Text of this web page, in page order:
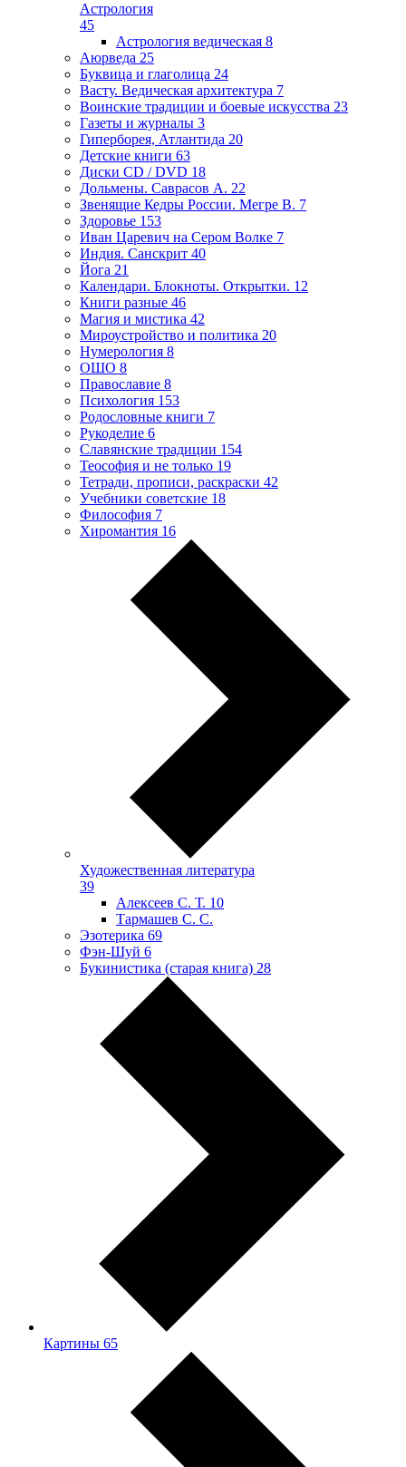
Астрология
45
Астрология ведическая 8
Аюрведа 25
Буквица и глаголица 24
Васту. Ведическая архитектура 7
Воинские традиции и боевые искусства 23
Газеты и журналы 3
Гиперборея, Атлантида 20
Детские книги 63
Диски CD / DVD 18
Дольмены. Саврасов А. 22
Звенящие Кедры России. Мегре В. 7
Здоровье 153
Иван Царевич на Сером Волке 7
Индия. Санскрит 40
Йога 21
Календари. Блокноты. Открытки. 12
Книги разные 46
Магия и мистика 42
Мироустройство и политика 20
Нумерология 8
ОШО 8
Православие 8
Психология 153
Родословные книги 7
Рукоделие 6
Славянские традиции 154
Теософия и не только 19
Тетради, прописи, раскраски 42
Учебники советские 18
Философия 7
Хиромантия 16
Художественная литература
39
Алексеев С. Т. 10
Тармашев С. С.
Эзотерика 69
Фэн-Шуй 6
Букинистика (старая книга) 28
Картины 65